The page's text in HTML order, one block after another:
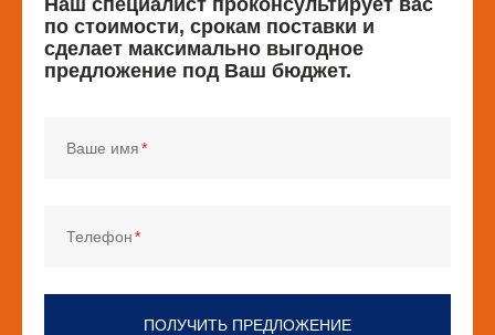
Наш специалист проконсультирует вас
по стоимости, срокам поставки и
сделает максимально выгодное
предложение под Ваш бюджет.
Ваше имя
Телефон
ПОЛУЧИТЬ ПРЕДЛОЖЕНИЕ